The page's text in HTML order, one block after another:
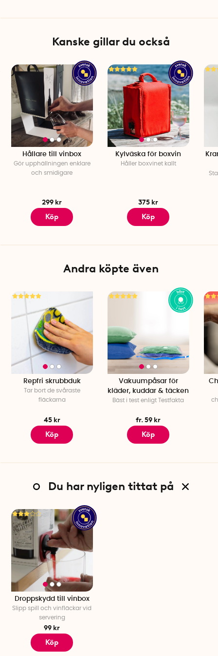
Kanske gillar du också
Hållare till vinbox
Gör upphällningen enklare
och smidigare
299 kr
Köp
Kylväska för boxvin
Håller boxvinet kallt
375 kr
Köp
Andra köpte även
Repfri skrubbduk
Tar bort de svåraste
fläckarna
45 kr
Köp
Vakuumpåsar för
kläder, kuddar & täcken
Bäst i test enligt Testfakta
fr. 59 kr
Köp
Du har nyligen tittat på
Droppskydd till vinbox
Slipp spill och vinfläckar vid
servering
99 kr
Köp